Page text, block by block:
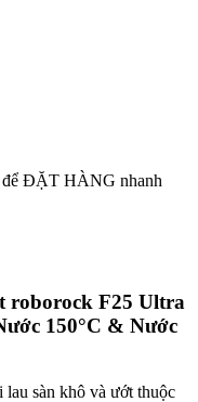
để ĐẶT HÀNG nhanh
roborock F25 Ultra
150°C & Nước
lau sàn khô và ướt thuộc